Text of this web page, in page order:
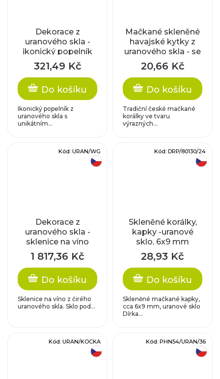
Dekorace z
uranového skla -
ikonický popelník
321,49 Kč
Do košíku
Ikonický popelník z
uranového skla s
unikátním...
Mačkané skleněné
havajské kytky z
uranového skla - se
zlatým zatíráním
20,66 Kč
Do košíku
Tradiční české mačkané
korálky ve tvaru
výrazných...
Dekorace z
uranového skla -
sklenice na víno
1 817,36 Kč
Do košíku
Sklenice na víno z čirého
uranového skla. Sklo pod...
Kód: URAN/WG
Skleněné korálky,
kapky -uranové
sklo, 6x9 mm
28,93 Kč
Do košíku
Skleněné mačkané kapky,
cca 6x9 mm, uranové sklo
Dírka...
Kód: DRP/80130/24
Kód: URAN/KOCKA Kód: PHN54/URAN/36